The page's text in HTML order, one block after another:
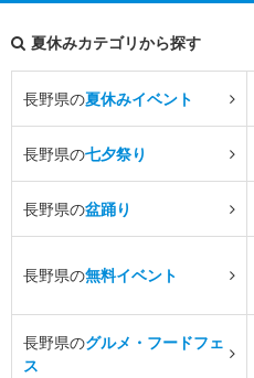
夏休みカテゴリから探す
長野県の夏休みイベント
長野県の七夕祭り
長野県の盆踊り
長野県の無料イベント
長野県のグルメ・フードフェ
ス